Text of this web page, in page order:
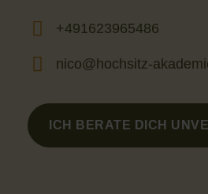
+491623965486
nico@hochsitz-
ICH BERATE DICH